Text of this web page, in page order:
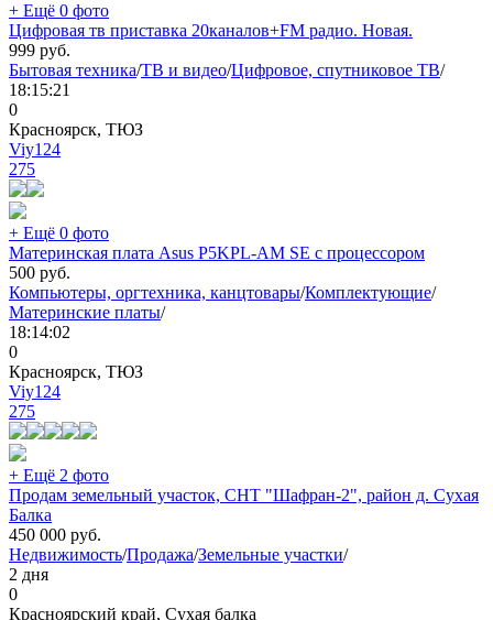
+ Ещё 0 фото
Цифровая тв приставка 20каналов+FM радио. Новая.
999 руб.
Бытовая техника/ТВ и видео/Цифровое, спутниковое ТВ/
18:15:21
0
Красноярск, ТЮЗ
Viy124
275
+ Ещё 0 фото
Материнская плата Asus P5KPL-AM SE c процессором
500 руб.
Компьютеры, оргтехника, канцтовары/Комплектующие/
Материнские платы/
18:14:02
0
Красноярск, ТЮЗ
Viy124
275
+ Ещё 2 фото
Продам земельный участок, СНТ "Шафран-2", район д. Сухая
Балка
450 000 руб.
Недвижимость/Продажа/Земельные участки/
2 дня
0
Красноярский край, Сухая балка